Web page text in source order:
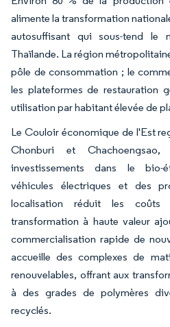
alimente la transformation
autosuffisant qui sous-tend le
Thaïlande. La région
pôle de consommation ; le
les plateformes de restauration
utilisation par habitant élevée de
Le Couloir économique de l'Est
Chonburi et
investissements dans le bio-
véhicules électriques et des
localisation réduit les
transformation à haute valeur
commercialisation rapide de
accueille des complexes de
renouvelables, offrant aux
à des grades de polymères
recyclés.